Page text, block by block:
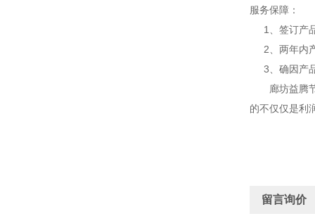
服务保障：
1、签订产
2、两年内产
3、确因产品
廊坊益腾节
的不仅仅是利
留言询价